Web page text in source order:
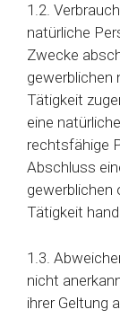
1.2.
natürliche
Zwecke
gewerblichen
Tätigkeit
eine
rechtsfähige
Abschluss
gewerblichen
Tätigkeit
1.3.
nicht
ihrer Geltung